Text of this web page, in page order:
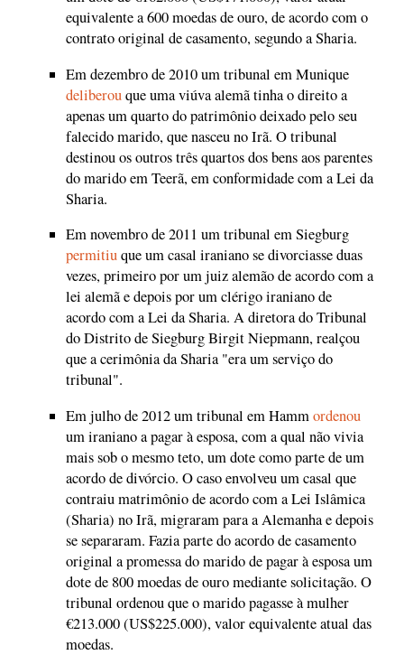
equivalente a 600 moedas de ouro, de acordo com o
contrato original de casamento, segundo a Sharia.
Em dezembro de 2010 um tribunal em Munique
deliberouque uma viúva alemã tinha o direito a
apenas um quarto do patrimônio deixado pelo seu
falecido marido, que nasceu no Irã. O tribunal
destinou os outros três quartos dos bens aos parentes
do marido em Teerã, em conformidade com a Lei da
Sharia.
Em novembro de 2011 um tribunal em Siegburg
permitiuque um casal iraniano se divorciasse duas
vezes, primeiro por um juiz alemão de acordo com a
lei alemã e depois por um clérigo iraniano de
acordo com a Lei da Sharia. A diretora do Tribunal
do Distrito de Siegburg Birgit Niepmann, realçou
que a cerimônia da Sharia "era um serviço do
tribunal".
Em julho de 2012 um tribunal em Hammordenou
um iraniano a pagar à esposa, com a qual não vivia
mais sob o mesmo teto, um dote como parte de um
acordo de divórcio. O caso envolveu um casal que
contraiu matrimônio de acordo com a Lei Islâmica
(Sharia) no Irã, migraram para a Alemanha e depois
se separaram. Fazia parte do acordo de casamento
original a promessa do marido de pagar à esposa um
dote de 800 moedas de ouro mediante solicitação. O
tribunal ordenou que o marido pagasse à mulher
€213.000 (US$225.000), valor equivalente atual das
moedas.